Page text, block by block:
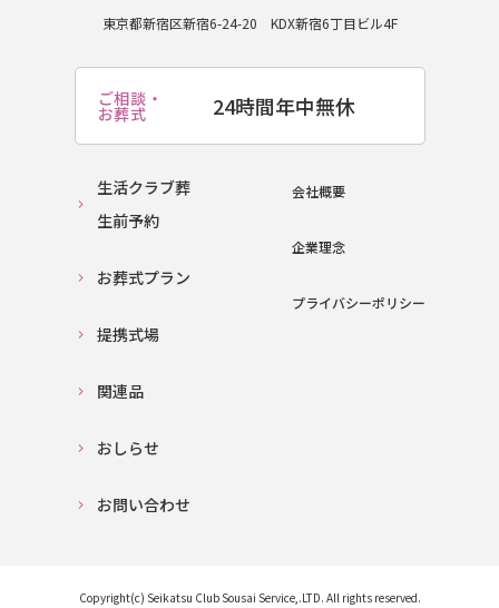
0120-098-325
24時間受付 いつでもお電話ください
東京都新宿区新宿6-24-20 KDX新宿6丁目ビル4F
ご相談・
お葬式 24時間年中無休
生活クラブ葬
生前予約
お葬式プラン
提携式場
関連品
おしらせ
お問い合わせ
会社概要
企業理念
プライバシーポリシー
Copyright(c) Seikatsu Club Sousai Service,.LTD. All rights reserved.